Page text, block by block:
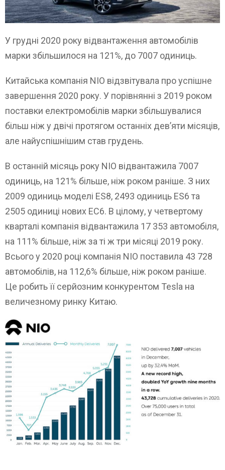
У грудні 2020 року відвантаження автомобілів
марки збільшилося на 121%, до 7007 одиниць.
Китайська компанія NIO відзвітувала про успішне
завершення 2020 року. У порівнянні з 2019 роком
поставки електромобілів марки збільшувалися
більш ніж у двічі протягом останніх дев’яти місяців,
але найуспішнішим став грудень.
В останній місяць року NIO відвантажила 7007
одиниць, на 121% більше, ніж роком раніше. З них
2009 одиниць моделі ES8, 2493 одиниць ES6 та
2505 одиниці нових EC6. В цілому, у четвертому
кварталі компанія відвантажила 17 353 автомобіля,
на 111% більше, ніж за ті ж три місяці 2019 року.
Всього у 2020 році компанія NIO поставила 43 728
автомобілів, на 112,6% більше, ніж роком раніше.
Це робить її серйозним конкурентом Tesla на
величезному ринку Китаю.